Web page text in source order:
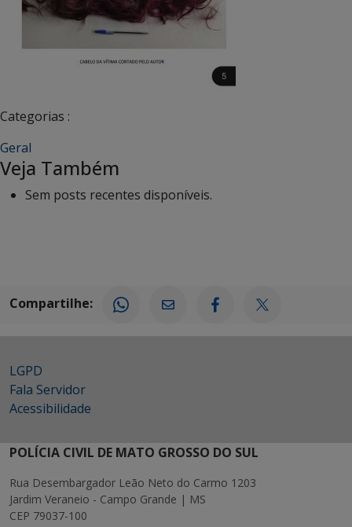
Categorias :
Geral
Veja Também
Sem posts recentes disponíveis.
Compartilhe:
LGPD
Fala Servidor
Acessibilidade
POLÍCIA CIVIL DE MATO GROSSO DO SUL
Rua Desembargador Leão Neto do Carmo 1203
Jardim Veraneio - Campo Grande | MS
CEP 79037-100